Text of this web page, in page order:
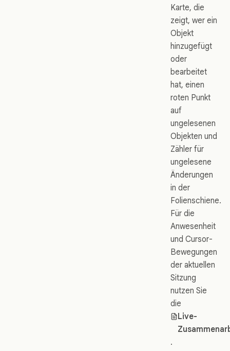
Karte, die
zeigt, wer ein
Objekt
hinzugefügt
oder
bearbeitet
hat, einen
roten Punkt
auf
ungelesenen
Objekten und
Zähler für
ungelesene
Änderungen
in der
Folienschiene.
Für die
Anwesenheit
und Cursor-
Bewegungen
der aktuellen
Sitzung
nutzen Sie
die
Live-
.